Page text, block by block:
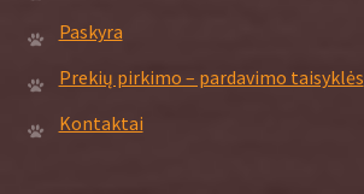
Paskyra
Prekių pirkimo – pardavimo taisyklės
Kontaktai